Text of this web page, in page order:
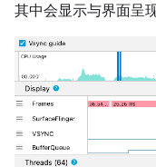
其中会显示与界面呈